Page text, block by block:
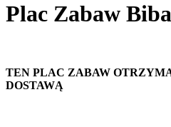
Plac Zabaw
TEN PLAC ZABAW
DOSTAWĄ